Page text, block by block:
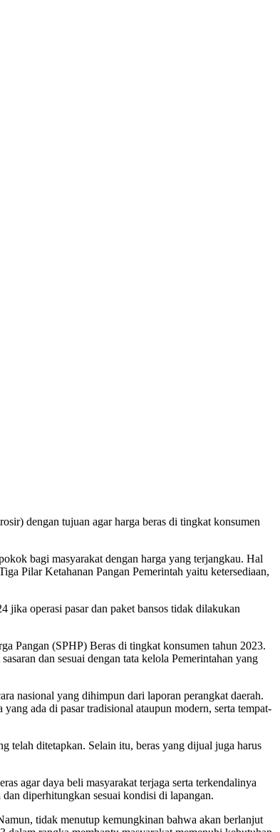
dengan tujuan agar harga beras di tingkat konsumen
bagi masyarakat dengan harga yang terjangkau. Hal
Pilar Ketahanan Pangan Pemerintah yaitu ketersediaan,
jika operasi pasar dan paket bansos tidak dilakukan
Pangan (SPHP) Beras di tingkat konsumen tahun 2023.
dan sesuai dengan tata kelola Pemerintahan yang
nasional yang dihimpun dari laporan perangkat daerah.
ada di pasar tradisional ataupun modern, serta tempat-
telah ditetapkan. Selain itu, beras yang dijual juga harus
agar daya beli masyarakat terjaga serta terkendalinya
diperhitungkan sesuai kondisi di lapangan.
tidak menutup kemungkinan bahwa akan berlanjut